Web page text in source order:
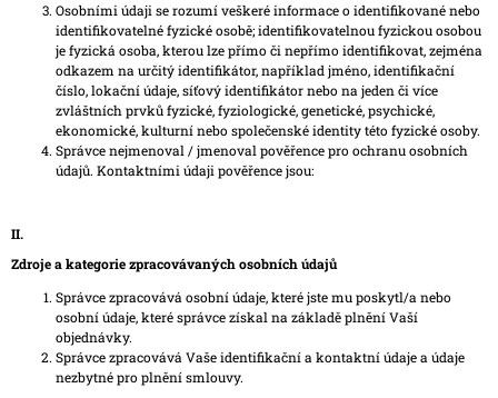
Osobními údaji se rozumí veškeré informace o identifikované nebo
identifikovatelné fyzické osobě; identifikovatelnou fyzickou osobou
je fyzická osoba, kterou lze přímo či nepřímo identifikovat, zejména
odkazem na určitý identifikátor, například jméno, identifikační
číslo, lokační údaje, síťový identifikátor nebo na jeden či více
zvláštních prvků fyzické, fyziologické, genetické, psychické,
ekonomické, kulturní nebo společenské identity této fyzické osoby.
Správce nejmenoval / jmenoval pověřence pro ochranu osobních
údajů. Kontaktními údaji pověřence jsou:
II.
Zdroje a kategorie zpracovávaných osobních údajů
Správce zpracovává osobní údaje, které jste mu poskytl/a nebo
osobní údaje, které správce získal na základě plnění Vaší
objednávky.
Správce zpracovává Vaše identifikační a kontaktní údaje a údaje
nezbytné pro plnění smlouvy.
HLEDAT
Č
U
TEA